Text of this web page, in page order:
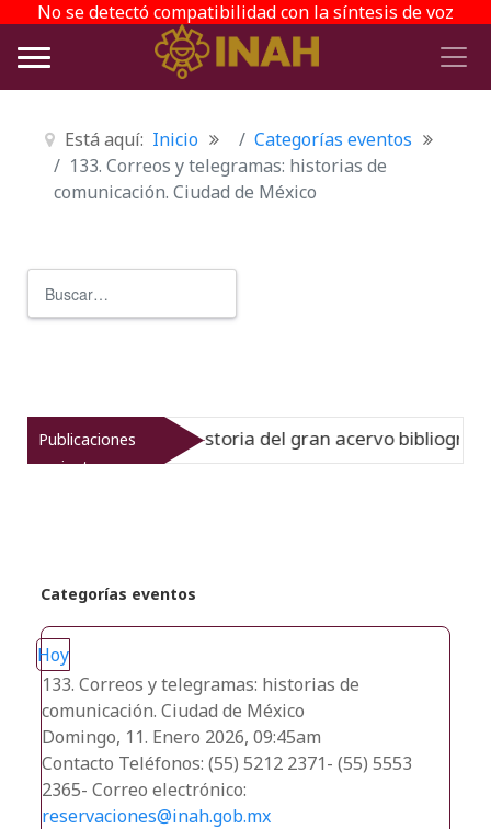
No se detectó compatibilidad con la síntesis de voz
Está aquí: Inicio
Categorías eventos
133. Correos y telegramas: historias de
comunicación. Ciudad de México
Publicaciones
recientes
muestra la historia del gran acervo bibliográfico
Categorías eventos
Hoy
133. Correos y telegramas: historias de
comunicación. Ciudad de México
Domingo, 11. Enero 2026, 09:45am
Contacto Teléfonos: (55) 5212 2371- (55) 5553
2365- Correo electrónico:
reservaciones@inah.gob.mx